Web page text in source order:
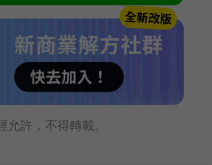
許，不得轉載。